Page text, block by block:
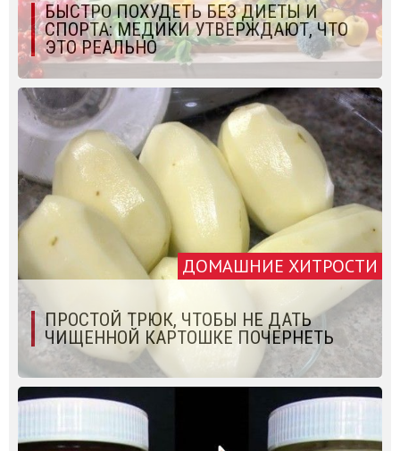
БЫСТРО ПОХУДЕТЬ БЕЗ ДИЕТЫ И
СПОРТА: МЕДИКИ УТВЕРЖДАЮТ, ЧТО
ЭТО РЕАЛЬНО
ДОМАШНИЕ ХИТРОСТИ
ПРОСТОЙ ТРЮК, ЧТОБЫ НЕ ДАТЬ
ЧИЩЕННОЙ КАРТОШКЕ ПОЧЕРНЕТЬ